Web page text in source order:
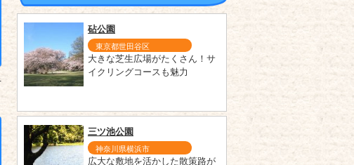
砧公園
東京都世田谷区
大きな芝生広場がたくさん！サ
イクリングコースも魅力
三ツ池公園
神奈川県横浜市
広大な敷地を活かした散策路が